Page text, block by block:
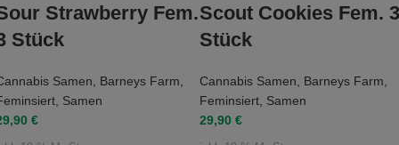
Strawberry Fem.
Stück
Samen Barneys Farm
Samen
€
Scout Cookies Fem. 3
Stück
Cannabis Samen Barneys Farm
Feminsiert Samen
29,90 €